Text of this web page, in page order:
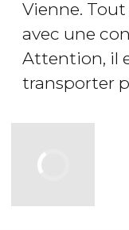
Vienne.
avec une
Attention, il
transporter